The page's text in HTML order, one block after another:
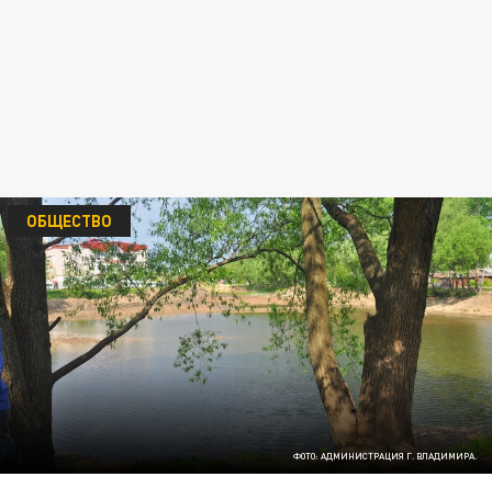
ФОТО: АДМИНИСТРАЦИЯ Г. ВЛАДИМИРА.
ОБЩЕСТВО